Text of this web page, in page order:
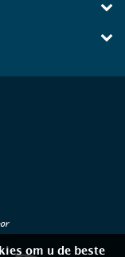
om u de beste